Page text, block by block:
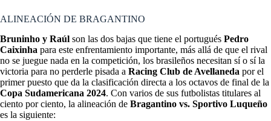
ALINEACIÓN DE BRAGANTINO
Bruninho y Raúl son las dos bajas que tiene el portugués Pedro
Caixinha para este enfrentamiento importante, más allá de que el rival
no se juegue nada en la competición, los brasileños necesitan sí o sí la
victoria para no perderle pisada a Racing Club de Avellaneda por el
primer puesto que da la clasificación directa a los octavos de final de la
Copa Sudamericana 2024. Con varios de sus futbolistas titulares al
ciento por ciento, la alineación de Bragantino vs. Sportivo Luqueño
es la siguiente: